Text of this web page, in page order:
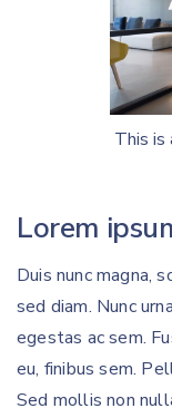
This is
Lorem
Duis nunc magna,
sed diam. Nunc
egestas ac sem.
eu, finibus sem.
Sed mollis non